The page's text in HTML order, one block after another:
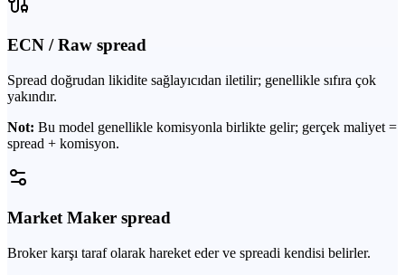
ECN / Raw spread
Spread doğrudan likidite sağlayıcıdan iletilir; genellikle sıfıra çok
yakındır.
Not: Bu model genellikle komisyonla birlikte gelir; gerçek maliyet =
spread + komisyon.
Market Maker spread
Broker karşı taraf olarak hareket eder ve spreadi kendisi belirler.